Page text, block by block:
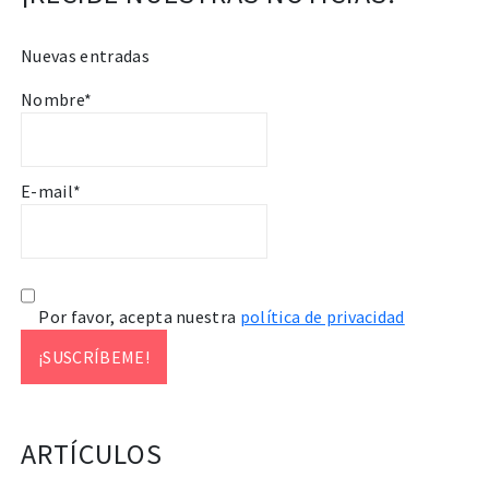
Nuevas entradas
Nombre*
E-mail*
Por favor, acepta nuestra política de privacidad
ARTÍCULOS